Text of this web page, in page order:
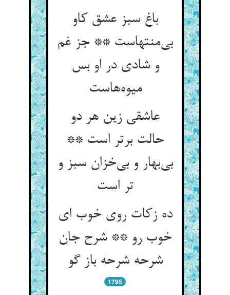
باغ سبز عشق کاو
بی‌‌منتهاست ** جز غم
و شادی در او بس
میوه‌‌هاست‌‌
عاشقی زین هر دو
حالت برتر است **
بی‌‌بهار و بی‌‌خزان سبز و
ده زکات روی خوب ای
خوب رو ** شرح جان
شرحه شرحه باز گو
1795